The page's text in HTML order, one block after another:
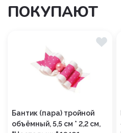
ПОКУПАЮТ
Бантик (пара) тройной
объёмный, 5,5 см * 2,2 см,